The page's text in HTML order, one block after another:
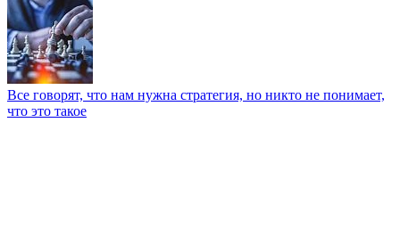
Все говорят, что нам нужна стратегия, но никто не понимает,
что это такое